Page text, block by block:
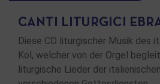
CANTI LITURGICI
Diese CD liturgischer Musik des
Kol, welcher von der Orgel
liturgische Lieder der